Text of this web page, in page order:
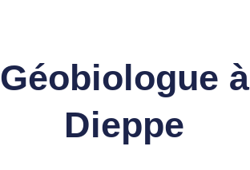
Géobiologue à
Dieppe